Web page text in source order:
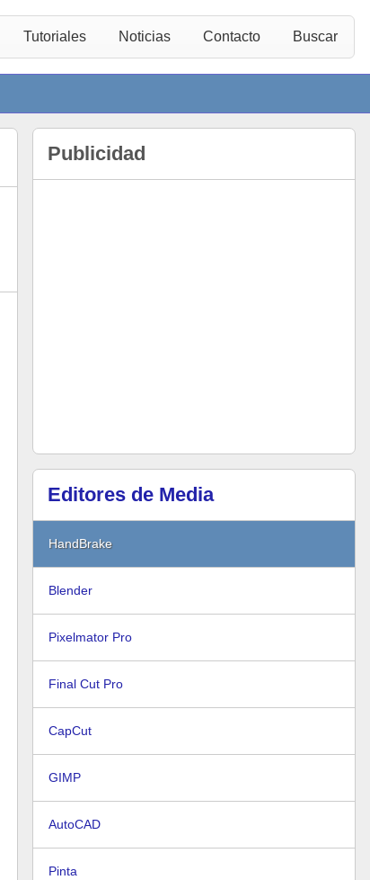
Tutoriales Noticias Contacto Buscar
Publicidad
Editores de Media
HandBrake
Blender
Pixelmator Pro
Final Cut Pro
CapCut
GIMP
AutoCAD
Pinta